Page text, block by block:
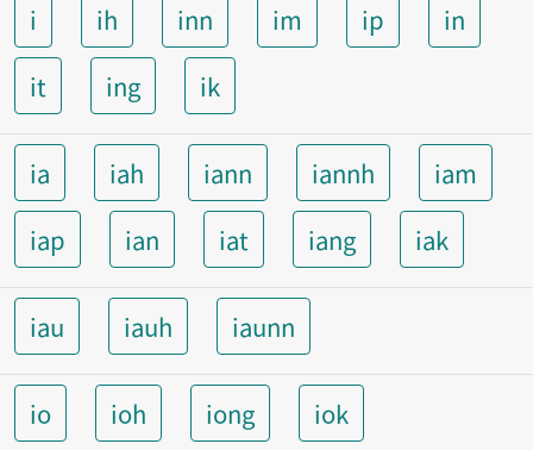
i ih inn im ip
in
it
ing ik
ia iah iann iannh
iam
iap
ian iat iang iak
iau iauh iaunn
io ioh iong iok